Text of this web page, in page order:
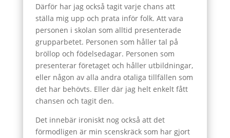
Därför har jag också tagit varje chans att
ställa mig upp och prata inför folk. Att vara
personen i skolan som alltid presenterade
grupparbetet. Personen som håller tal på
bröllop och födelsedagar. Personen som
presenterar företaget och håller utbildningar,
eller någon av alla andra otaliga tillfällen som
det har behövts. Eller där jag helt enkelt fått
chansen och tagit den.
Det innebär ironiskt nog också att det
förmodligen är min scenskräck som har gjort